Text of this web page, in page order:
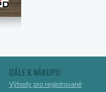
DÁLE K NÁKUPU:
Výhody pro registrované